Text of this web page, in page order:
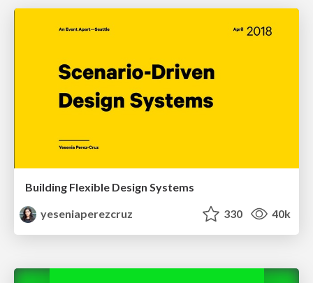
Building Flexible Design Systems
yeseniaperezcruz
330 40k